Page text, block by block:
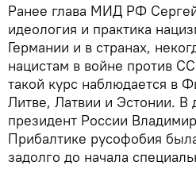
Ранее глава МИД РФ
идеология и практика
Германии и в странах,
нацистам в войне против
такой курс наблюдается в
Литве, Латвии и Эстонии. В
президент России
Прибалтике русофобия
задолго до начала